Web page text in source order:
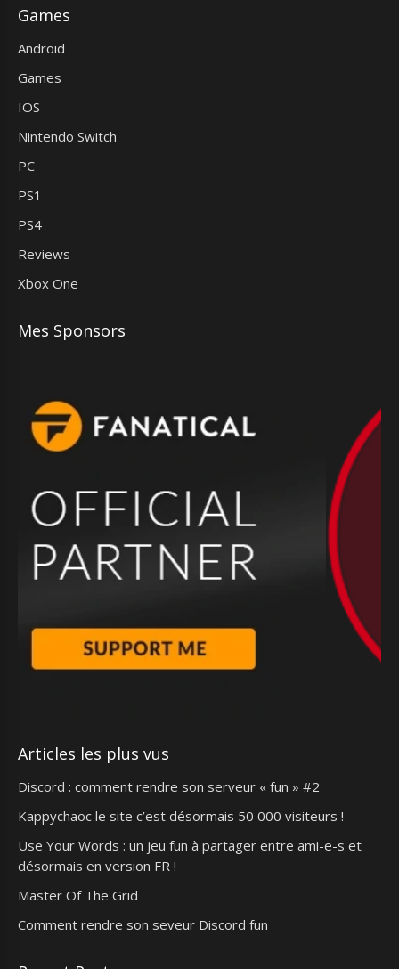
Games
Android
Games
IOS
Nintendo Switch
PC
PS1
PS4
Reviews
Xbox One
Mes Sponsors
Articles les plus vus
Discord : comment rendre son serveur « fun » #2
Kappychaoc le site c’est désormais 50 000 visiteurs !
Use Your Words : un jeu fun à partager entre ami-e-s et
désormais en version FR !
Master Of The Grid
Comment rendre son seveur Discord fun